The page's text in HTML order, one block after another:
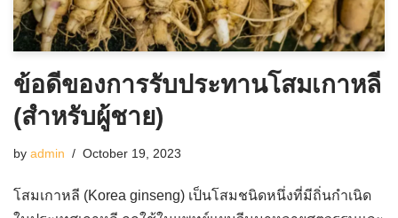
ข้อดีของการรับประทานโสมเกาหลี
(สำหรับผู้ชาย)
by admin October 19, 2023
โสมเกาหลี (Korea ginseng) เป็นโสมชนิดหนึ่งที่มีถิ่นกำเนิด